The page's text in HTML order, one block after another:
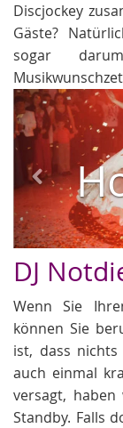
Discjockey
Gäste?
sogar
Zurück
DJ
Wenn Sie
können Sie
ist, dass
auch einmal
versagt,
Standby. Falls